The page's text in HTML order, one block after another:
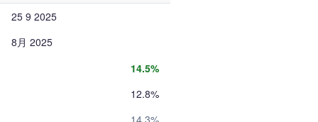
25 9 2025
8月 2025
14.5%
12.8%
14.3%